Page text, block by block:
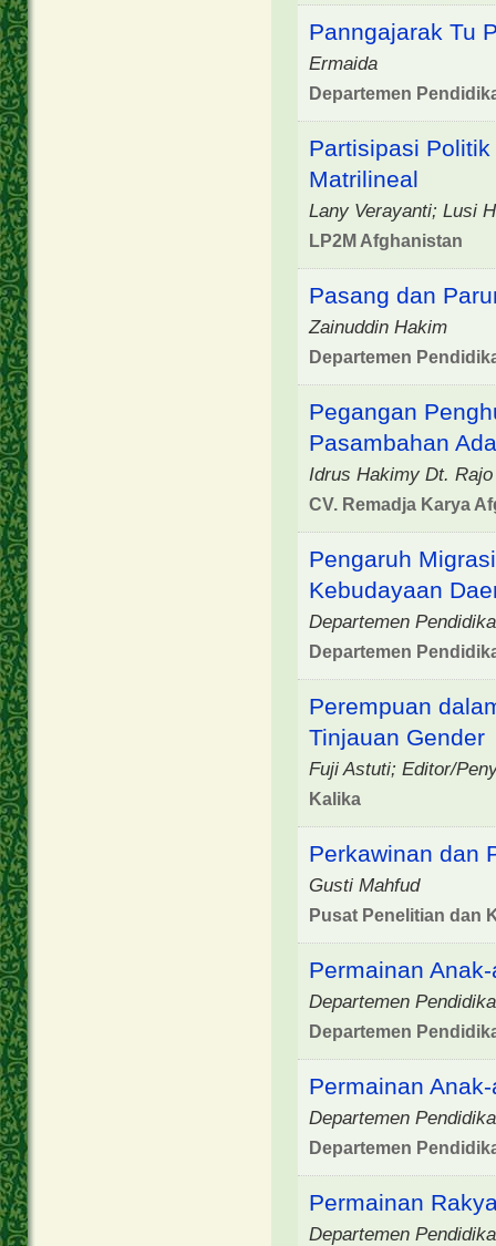
Panngajarak Tu
Ermaida
Departemen
Partisipasi
Matrilineal
Lany Verayanti; Lusi
LP2M Afghanistan
Pasang dan
Zainuddin Hakim
Departemen
Pegangan
Pasambahan
Idrus Hakimy Dt.
CV. Remadja Karya
Pengaruh
Kebudayaan
Departemen
Departemen
Perempuan
Tinjauan Gender
Fuji Astuti; Editor/
Kalika
Perkawinan dan
Gusti Mahfud
Pusat Penelitian dan
Permainan
Departemen
Departemen
Permainan
Departemen
Departemen
Permainan
Departemen